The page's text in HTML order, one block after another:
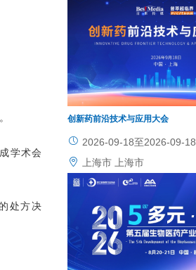
学术会
处方决
创新药前沿技术与应用大会
2026-09-18至2026-09-18
上海市 上海市